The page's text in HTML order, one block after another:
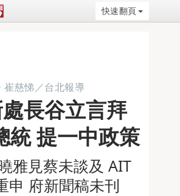
快速翻頁
崔慈悌／台北報導
長谷立言拜
統 提一中政策
雅見蔡未談及 AIT
申 府新聞稿未刊